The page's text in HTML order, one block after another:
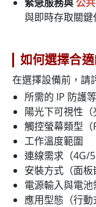
與即時存取關鍵
如何選擇合
在選擇設備前，請
所需的 IP 防護
陽光下可視性（
觸控螢幕類型（
工作溫度範圍
連線需求（4G/
安裝方式（面板
電源輸入與電池
應用型態（行動